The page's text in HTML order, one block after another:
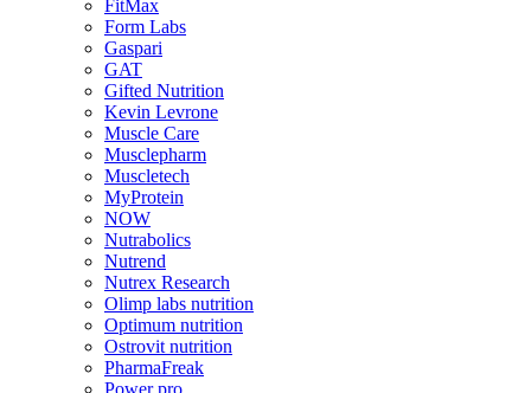
FitMax
Form Labs
Gaspari
GAT
Gifted Nutrition
Kevin Levrone
Muscle Care
Musclepharm
Muscletech
MyProtein
NOW
Nutrabolics
Nutrend
Nutrex Research
Olimp labs nutrition
Optimum nutrition
Ostrovit nutrition
PharmaFreak
Power pro